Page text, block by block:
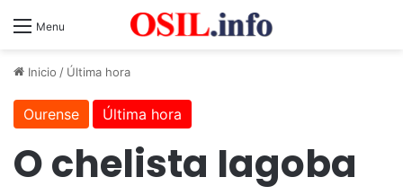
Menu
Inicio / Última hora
Ourense Última hora
O chelista Iagoba